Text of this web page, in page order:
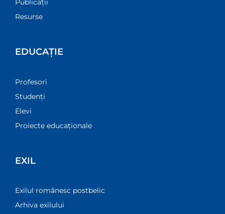
Publicații
Resurse
EDUCAȚIE
Profesori
Studenți
Elevi
Proiecte educaționale
EXIL
Exilul românesc postbelic
Arhiva exilului